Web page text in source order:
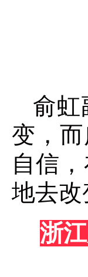
俞虹
变，
自信
地去改
浙